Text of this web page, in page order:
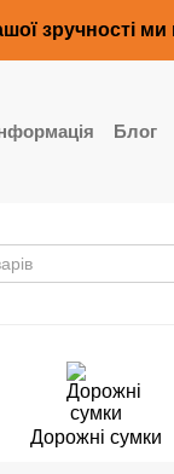
зручності
Блог
Дорожні сумки